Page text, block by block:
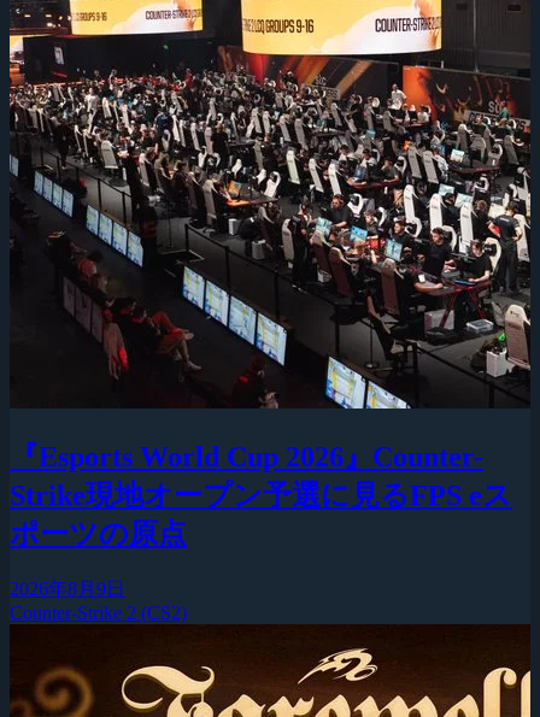
『Esports World Cup 2026』Counter-
Strike現地オープン予選に見るFPS eス
ポーツの原点
2026年8月9日
Counter-Strike 2 (CS2)